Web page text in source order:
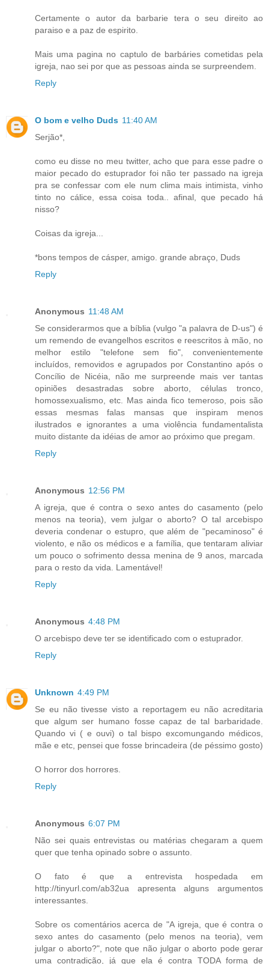
Certamente o autor da barbarie tera o seu direito ao
paraiso e a paz de espirito.
Mais uma pagina no captulo de barbáries cometidas pela
igreja, nao sei por que as pessoas ainda se surpreendem.
Reply
O bom e velho Duds 11:40 AM
Serjão*,
como eu disse no meu twitter, acho que para esse padre o
maior pecado do estuprador foi não ter passado na igreja
pra se confessar com ele num clima mais intimista, vinho
tinto no cálice, essa coisa toda.. afinal, que pecado há
nisso?
Coisas da igreja...
*bons tempos de cásper, amigo. grande abraço, Duds
Reply
Anonymous 11:48 AM
Se considerarmos que a bíblia (vulgo "a palavra de D-us") é
um remendo de evangelhos escritos e reescritos à mão, no
melhor estilo "telefone sem fio", convenientemente
incluídos, removidos e agrupados por Constantino após o
Concílio de Nicéia, não me surpreende mais ver tantas
opiniões desastradas sobre aborto, células tronco,
homossexualismo, etc. Mas ainda fico temeroso, pois são
essas mesmas falas mansas que inspiram menos
ilustrados e ignorantes a uma violência fundamentalista
muito distante da idéias de amor ao próximo que pregam.
Reply
Anonymous 12:56 PM
A igreja, que é contra o sexo antes do casamento (pelo
menos na teoria), vem julgar o aborto? O tal arcebispo
deveria condenar o estupro, que além de "pecaminoso" é
violento, e não os médicos e a família, que tentaram aliviar
um pouco o sofrimento dessa menina de 9 anos, marcada
para o resto da vida. Lamentável!
Reply
Anonymous 4:48 PM
O arcebispo deve ter se identificado com o estuprador.
Reply
Unknown 4:49 PM
Se eu não tivesse visto a reportagem eu não acreditaria
que algum ser humano fosse capaz de tal barbaridade.
Quando vi ( e ouvi) o tal bispo excomungando médicos,
mãe e etc, pensei que fosse brincadeira (de péssimo gosto)
O horror dos horrores.
Reply
Anonymous 6:07 PM
Não sei quais entrevistas ou matérias chegaram a quem
quer que tenha opinado sobre o assunto.
O fato é que a entrevista hospedada em
http://tinyurl.com/ab32ua apresenta alguns argumentos
interessantes.
Sobre os comentários acerca de "A igreja, que é contra o
sexo antes do casamento (pelo menos na teoria), vem
julgar o aborto?", note que não julgar o aborto pode gerar
uma contradição, já que ela é contra TODA forma de